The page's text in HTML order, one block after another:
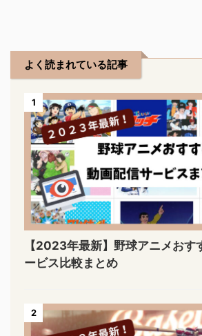
よく読まれている記事
1
【2023年最新】野球アニメおす
ービス比較まとめ
2